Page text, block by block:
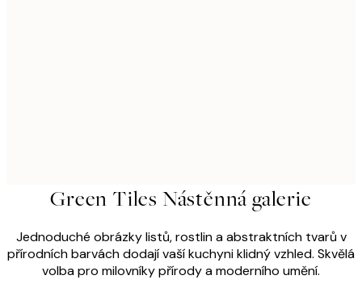
Green Tiles Nástěnná galerie
Jednoduché obrázky listů, rostlin a abstraktních tvarů v
přírodních barvách dodají vaší kuchyni klidný vzhled. Skvělá
volba pro milovníky přírody a moderního umění.